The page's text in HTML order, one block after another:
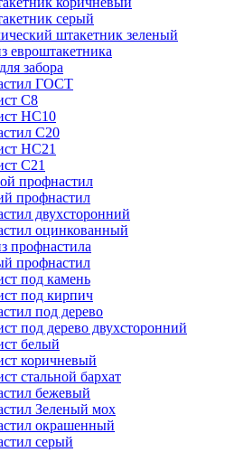
серый
штакетник зеленый
евроштакетника
забора
ГОСТ
С8
НС10
С20
НС21
С21
профнастил
профнастил
двухсторонний
оцинкованный
профнастила
профнастил
под камень
под кирпич
под дерево
под дерево двухсторонний
белый
коричневый
стальной бархат
бежевый
Зеленый мох
окрашенный
серый